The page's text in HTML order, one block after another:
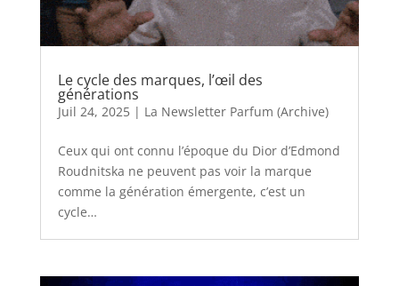
Le cycle des marques, l’œil des
générations
Juil 24, 2025| La Newsletter Parfum (Archive)
Ceux qui ont connu l’époque du Dior d’Edmond
Roudnitska ne peuvent pas voir la marque
comme la génération émergente, c’est un
cycle…